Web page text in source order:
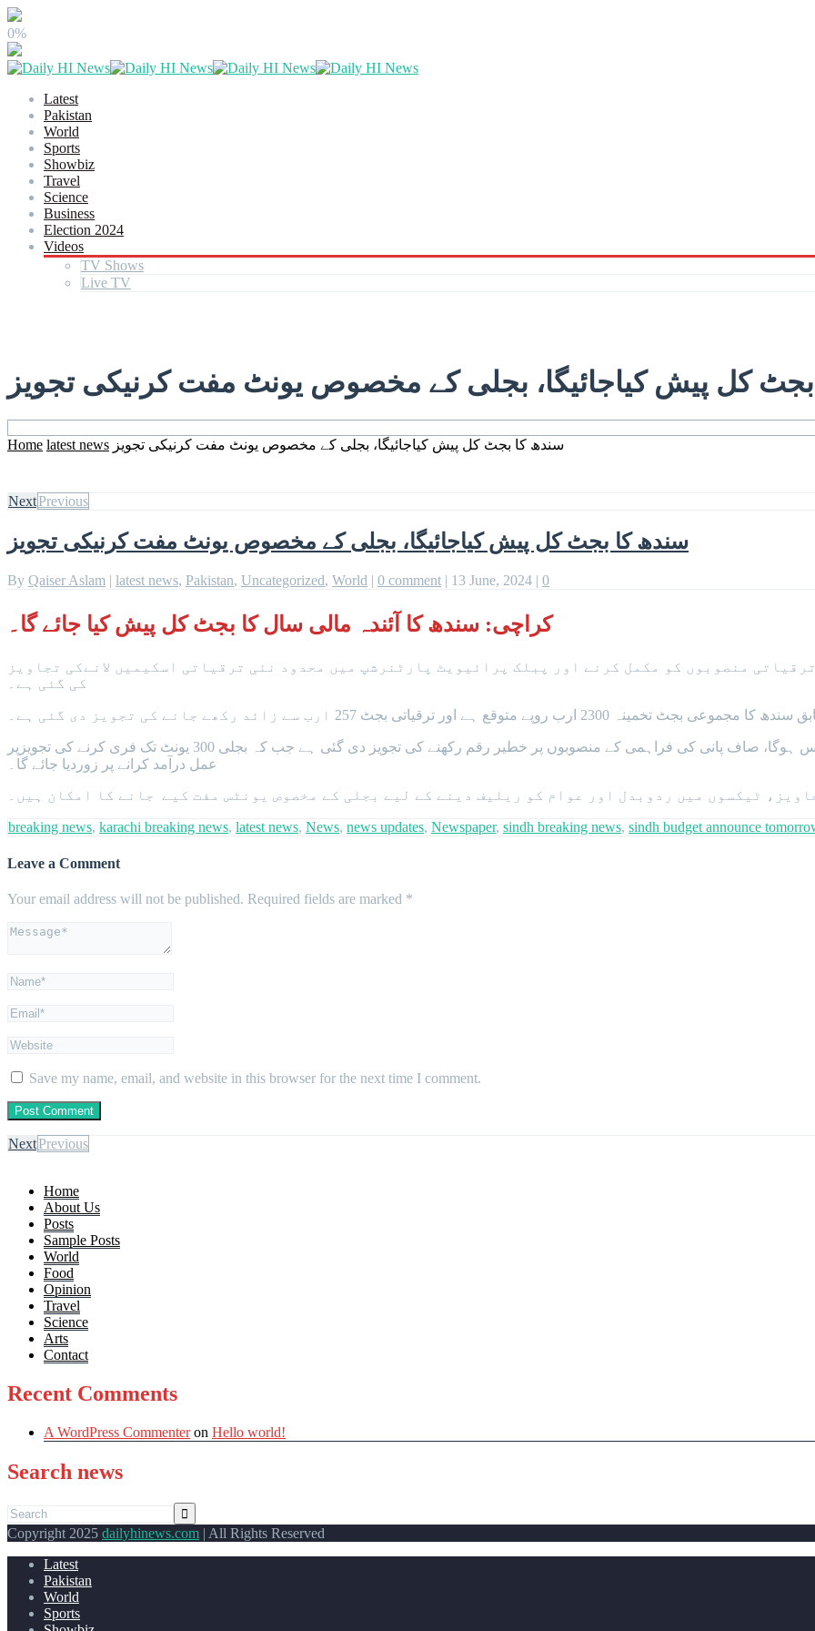
0%
Latest
Pakistan
World
Sports
Showbiz
Travel
Science
Business
Election 2024
Videos
TV Shows
Live TV
کل پیش کیاجائیگا، بجلی کے مخصوص یونٹ مفت کرنیکی تجویز
Home latest news سندھ کا بجٹ کل پیش کیاجائیگا، بجلی کے مخصوص یونٹ مفت کرنیکی تجویز
NextPrevious
سندھ کا بجٹ کل پیش کیاجائیگا، بجلی کے مخصوص یونٹ مفت کرنیکی تجویز
By Qaiser Aslam | latest news, Pakistan, Uncategorized, World | 0 comment | 13 June, 2024 | 0
کراچی: سندھ کا آئندہ مالی سال کا بجٹ کل پیش کیا جائے گا۔
منصوبوں کو مکمل کرنے اور پبلک پرائیویٹ پارٹنرشپ میں محدود نئی ترقیاتی اسکیمیں لانےکی تجاویز
2300 ارب روپے متوقع ہے اور ترقیاتی بجٹ 257 ارب سے زائد رکھے جانے کی تجویز دی گئی ہے۔
ذرائع کا کہنا ہےکہ بجٹ میں پیپلزپارٹی کے انتخابی منشور پرفوکس ہوگا، صاف پانی کی فراہمی کے منصوبوں پر خطیر رقم رکھنے کی تجویز دی گئی ہے جب کہ بجلی 300 یونٹ تک فری کرنے کی تجویزپر
عمل درآمد کرانے پر زوردیا جائے گا۔
ٹیکسوں میں ردوبدل اور عوام کو ریلیف دینے کے لیے بجلی کے مخصوص یونٹس مفت کیے جانے کا امکان ہیں۔
breaking news, karachi breaking news, latest news, News, news updates, Newspaper, sindh breaking news, sindh budget announce
Leave a Comment
Your email address will not be published. Required fields are marked *
Save my name, email, and website in this browser for the next time I comment.
NextPrevious
Home
About Us
Posts
Sample Posts
World
Food
Opinion
Travel
Science
Arts
Contact
Recent Comments
A WordPress Commenteron Hello world!
Search news
Copyright 2025 dailyhinews.com | All Rights Reserved
Latest
Pakistan
World
Sports